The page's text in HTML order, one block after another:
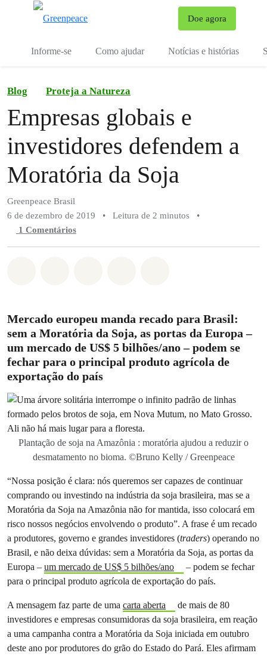
Doe agora
Informe-se Como ajudar Notícias e histórias
Blog Proteja a Natureza
Empresas globais e
investidores defendem a
Moratória da Soja
Greenpeace Brasil
6 de dezembro de 2019
• Leitura de 2 minutos
•
1 Comentários
Mercado europeu manda recado para Brasil:
sem a Moratória da Soja, as portas da Europa –
um mercado de US$ 5 bilhões/ano – podem se
fechar para o principal produto agrícola de
exportação do país
Plantação de soja na Amazônia : moratória ajudou a reduzir o
desmatamento no bioma. ©Bruno Kelly / Greenpeace
“Nossa posição é clara: nós queremos ser capazes de continuar
comprando ou investindo na indústria da soja brasileira, mas se a
Moratória da Soja na Amazônia não for mantida, isso colocará em
risco nossos negócios envolvendo o produto”. A frase é um recado
a produtores, governo e grandes investidores (traders) operando no
Brasil, e não deixa dúvidas: sem a Moratória da Soja, as portas da
Europa – um mercado de US$ 5 bilhões/ano
– podem se fechar
para o principal produto agrícola de exportação do país.
A mensagem faz parte de uma carta aberta
de mais de 80
investidores e empresas consumidoras da soja brasileira, em reação
a uma campanha contra a Moratória da Soja iniciada em outubro
deste ano por produtores do grão do Estado do Pará. Eles afirmam